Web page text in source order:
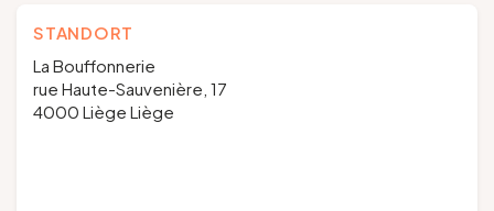
STANDORT
La Bouffonnerie
rue Haute-Sauvenière, 17
4000 Liège Liège